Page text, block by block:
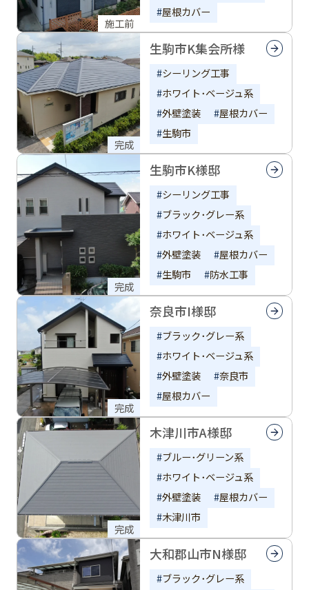
施工前
屋根カバー
完成
生駒市K集会所様
シーリング工事
ホワイト･ベージュ系
外壁塗装
屋根カバー
生駒市
完成
生駒市K様邸
シーリング工事
ブラック･グレー系
ホワイト･ベージュ系
外壁塗装
屋根カバー
生駒市
防水工事
完成
奈良市I様邸
ブラック･グレー系
ホワイト･ベージュ系
外壁塗装
奈良市
屋根カバー
完成
木津川市A様邸
ブルー･グリーン系
ホワイト･ベージュ系
外壁塗装
屋根カバー
木津川市
大和郡山市N様邸
ブラック･グレー系